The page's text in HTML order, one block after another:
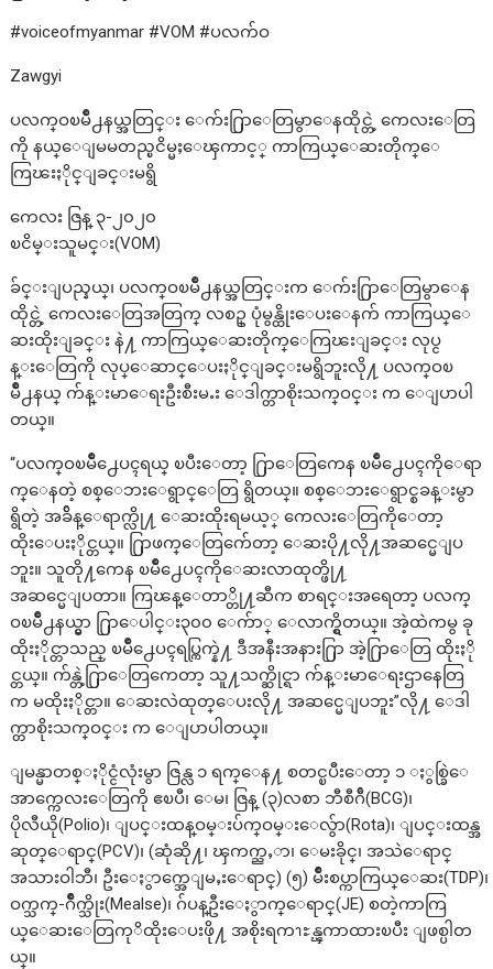
#voiceofmyanmar #VOM #ပလက်ဝ
Zawgyi
ပလက္ဝၿမိဳ႕နယ္အတြင္း ေက်း႐ြာေတြမွာေနထိုင္တဲ့ ကေလးေတြ
ကို နယ္ေျမမတည္ၿငိမ္မႈေၾကာင့္ ကာကြယ္ေဆးတိုက္ေ
ကြၽးႏိုင္ျခင္းမရွိ
ကေလး ဇြန္ ၃-၂၀၂၀
ၿငိမ္းသူမင္း(VOM)
ခ်င္းျပည္နယ္၊ ပလက္ဝၿမိဳ႕နယ္အတြင္းက ေက်း႐ြာေတြမွာေန
ထိုင္တဲ့ ကေလးေတြအတြက္ လစဥ္ ပုံမွန္ထိုးေပးေနက် ကာကြယ္ေ
ဆးထိုးျခင္း နဲ႔ ကာကြယ္ေဆးတိုက္ေကြၽးျခင္း လုပ္င
န္းေတြကို လုပ္ေဆာင္ေပးႏိုင္ျခင္းမရွိဘူးလို႔ ပလက္ဝၿ
မိဳ႕နယ္ က်န္းမာေရးဦးစီးမႉး ေဒါက္တာစိုးသက္ဝင္း က ေျပာပါ
တယ္။
“ပလက္ဝၿမိဳ႕ေပၚရယ္ ၿပီးေတာ့ ႐ြာေတြကေန ၿမိဳ႕ေပၚကိုေရာ
က္ေနတဲ့ စစ္ေဘးေရွာင္ေတြ ရွိတယ္။ စစ္ေဘးေရွာင္စခန္းမွာ
ရွိတဲ့ အခ်ိန္ေရာက္လို႔ ေဆးထိုးရမယ့္ ကေလးေတြကိုေတာ့
ထိုးေပးႏိုင္တယ္။ ႐ြာဖက္ေတြက်ေတာ့ ေဆးပို႔လို႔အဆင္မေျပ
ဘူး။ သူတို႔ကေန ၿမိဳ႕ေပၚကိုေဆးလာထုတ္ဖို႔
အဆင္မေျပတာ။ ကြၽန္ေတာ္တို႔ဆီက စာရင္းအရေတာ့ ပလက္
ဝၿမိဳ႕နယ္မွာ ႐ြာေပါင္း၃၀၀ ေက်ာ္ ေလာက္ရွိတယ္။ အဲ့ထဲကမွ ခု
ထိုးႏိုင္တာသည္ ၿမိဳ႕ေပၚရပ္ကြက္နဲ႔ ဒီအနီးအနား႐ြာ အဲ့႐ြာေတြ ထိုးႏို
င္တယ္။ က်န္တဲ့႐ြာေတြကေတာ့ သူ႔သက္ဆိုင္ရာ က်န္းမာေရးဌာနေတြ
က မထိုးႏိုင္တာ။ ေဆးလဲထုတ္ေပးလို႔ အဆင္မေျပဘူး”လို႔ ေဒါ
က္တာစိုးသက္ဝင္း က ေျပာပါတယ္။
ျမန္မာတစ္ႏိုင္ငံလုံးမွာ ဇြန္လ ၁ ရက္ေန႔ စတင္ၿပီးေတာ့ ၁ ႏွစ္ခြဲေ
အာက္ကေလးေတြကို ဧၿပီ၊ ေမ၊ ဇြန္ (၃)လစာ ဘီစီဂ်ီ(BCG)၊
ပိုလီယို(Polio)၊ ျပင္းထန္ဝမ္းပ်က္ဝမ္းေလွ်ာ(Rota)၊ ျပင္းထန္အ
ဆုတ္ေရာင္(PCV)၊ (ဆုံဆို႔၊ ၾကက္ညႇာ၊ ေမးခိုင္၊ အသဲေရာင္
အသားဝါဘီ၊ ဦးေႏွာက္အေျမႇးေရာင္) (၅) မ်ိဳးစပ္ကာကြယ္ေဆး(TDP)၊
ဝက္သက္-ဂ်ိဳက္သိုး(Mealse)၊ ဂ်ပန္ဦးေႏွာက္ေရာင္(JE) စတဲ့ကာကြ
ယ္ေဆးေတြကုိထိုးေပးဖို႔ အစိုးရကၫႊန္ၾကာထားၿပီး ျဖစ္ပါတ
ယ္။